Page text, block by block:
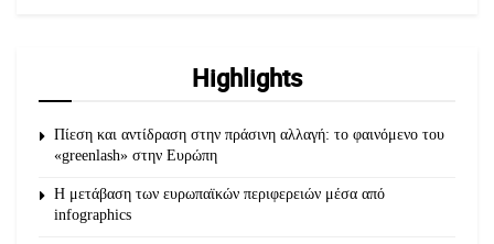
Highlights
Πίεση και αντίδραση στην πράσινη αλλαγή: το φαινόμενο του
«greenlash» στην Ευρώπη
Η μετάβαση των ευρωπαϊκών περιφερειών μέσα από
infographics